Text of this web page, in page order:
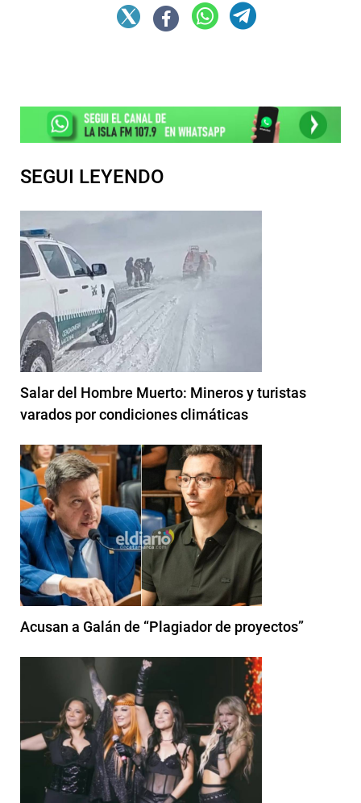
SEGUI LEYENDO
Salar del Hombre Muerto: Mineros y turistas
varados por condiciones climáticas
Acusan a Galán de “Plagiador de proyectos”